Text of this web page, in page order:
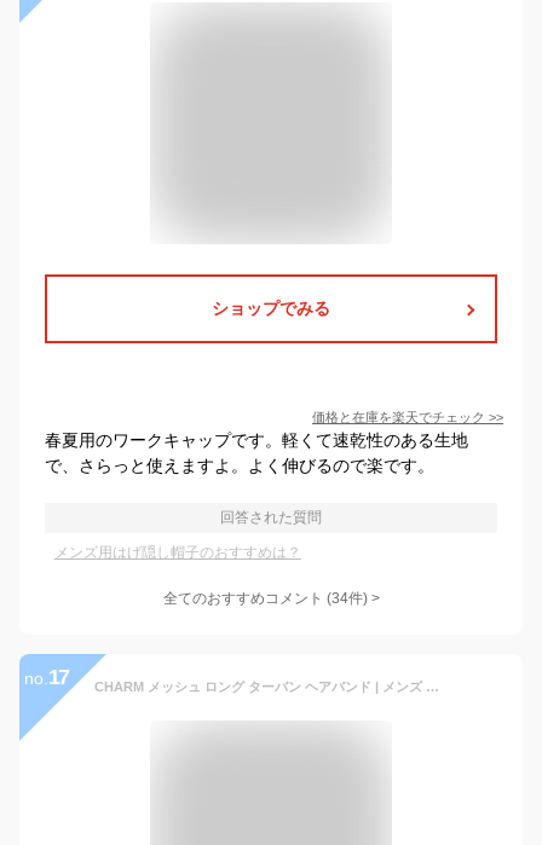
ショップでみる
価格と在庫を楽天でチェック >>
春夏用のワークキャップです。軽くて速乾性のある生地
で、さらっと使えますよ。よく伸びるので楽です。
回答された質問
メンズ用はげ隠し帽子のおすすめは？
全てのおすすめコメント (34件) >
no. 17 CHARM メッシュ ロング ターバン ヘアバンド | メンズ レディース 春 夏 春夏 春用 夏用 コットン 綿100% ヘッドバンド ヘアーバンド ヘアターバン ヘアーターバン ヘアアレンジ 幅広 ワイド ボリューム おしゃれ シンプル ヘアアクセ まとめ髪 白髪隠し ネックウォーマー